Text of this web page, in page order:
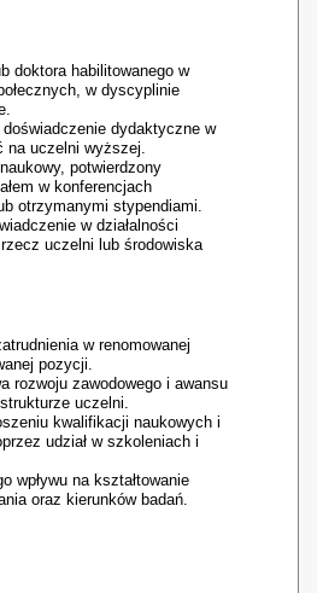
doktora habilitowanego w
w dyscyplinie
doświadczenie dydaktyczne w
na uczelni wyższej.
potwierdzony
w konferencjach
otrzymanymi stypendiami.
w działalności
uczelni lub środowiska
w renomowanej
pozycji.
rozwoju zawodowego i awansu
uczelni.
kwalifikacji naukowych i
udział w szkoleniach i
wpływu na kształtowanie
oraz kierunków badań.